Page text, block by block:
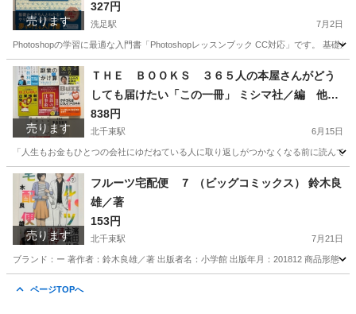
売ります
327円
洗足駅 7月2日
Photoshopの学習に最適な入門書「Photoshopレッスンブック CC対応」です。 基礎
東京 大田区 洗足駅 パソコン
売ります
ＴＨＥ ＢＯＯＫＳ ３６５人の本屋さんがどう
しても届けたい「この一冊」 ミシマ社／編 他全
8冊セット
838円
北千束駅 6月15日
「人生もお金もひとつの会社にゆだねている人に取り返しがつかなくなる前に読ん
東京 大田区 ビジネス、経済 ひろゆき
売ります
フルーツ宅配便 ７ （ビッグコミックス） 鈴木良
雄／著
153円
北千束駅 7月21日
ブランド：ー 著作者：鈴木良雄／著 出版者名：小学館 出版年月：201812 商品形態
ページTOPへ